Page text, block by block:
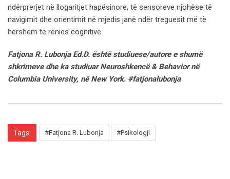
ndërprerjet në llogaritjet hapësinore, të sensoreve njohëse të
navigimit dhe orientimit në mjedis janë ndër treguesit më të
hershëm të rënies cognitive.
Fatjona R. Lubonja Ed.D. është studiuese/autore e shumë
shkrimeve dhe ka studiuar Neuroshkencë & Behavior në
Columbia University, në New York. #fatjonalubonja
Tags: #Fatjona R. Lubonja #Psikologji